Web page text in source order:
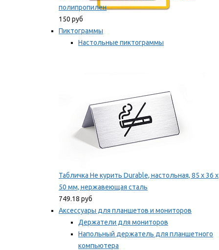
полипропилен
150 руб
Пиктограммы
Настольные пиктограммы
Табличка Не курить Durable, настольная, 85 x 36 x
50 мм, нержавеющая сталь
749.18 руб
Аксессуары для планшетов и мониторов
Держатели для мониторов
Напольный держатель для планшетного
компьютера